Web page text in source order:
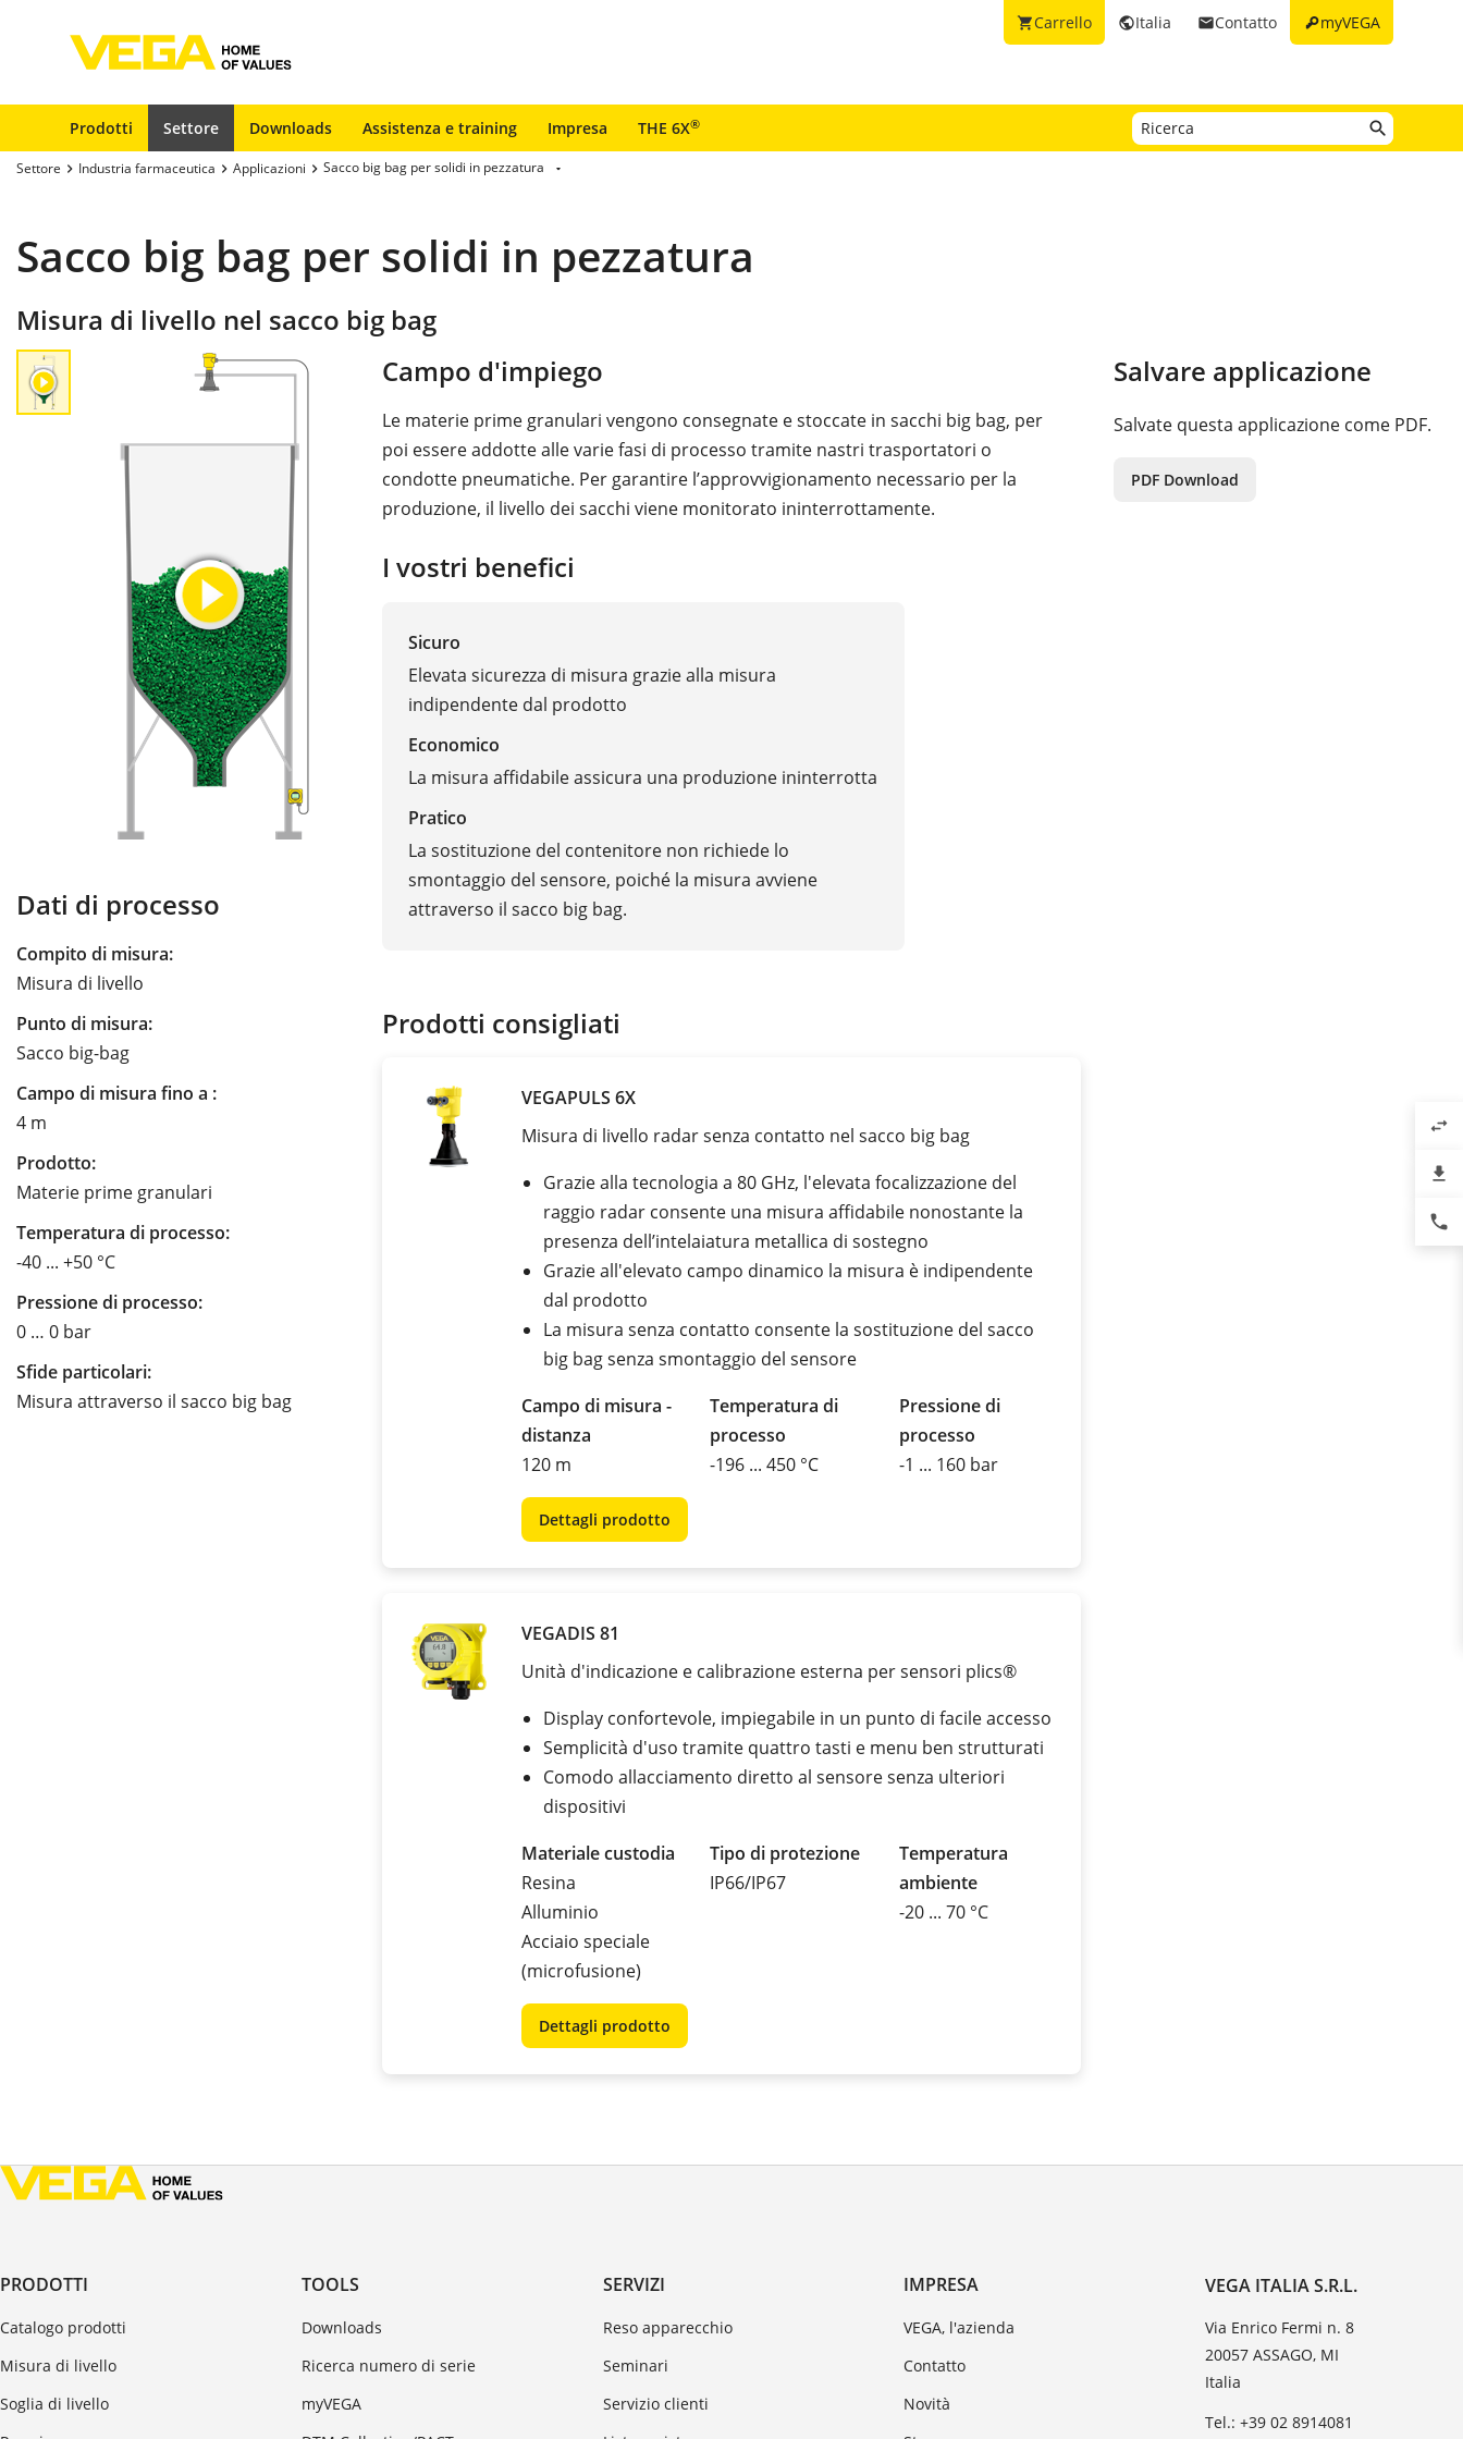
keymyVEGA
emailContatto
publicItalia
shopping_cartCarrello
Prodotti Settore Downloads Assistenza e training Impresa THE 6X®
Settore Industria farmaceutica Applicazioni Sacco big bag per solidi in pezzatura
Sacco big bag per solidi in pezzatura
Misura di livello nel sacco big bag
Dati di processo
Compito di misura:
Misura di livello
Punto di misura:
Sacco big-bag
Campo di misura fino a :
4 m
Prodotto:
Materie prime granulari
Temperatura di processo:
-40 ... +50 °C
Pressione di processo:
0 … 0 bar
Sfide particolari:
Misura attraverso il sacco big bag
Campo d'impiego
Le materie prime granulari vengono consegnate e stoccate in sacchi big bag, per
poi essere addotte alle varie fasi di processo tramite nastri trasportatori o
condotte pneumatiche. Per garantire l’approvvigionamento necessario per la
produzione, il livello dei sacchi viene monitorato ininterrottamente.
I vostri benefici
Sicuro
Elevata sicurezza di misura grazie alla misura
indipendente dal prodotto
Economico
La misura affidabile assicura una produzione ininterrotta
Pratico
La sostituzione del contenitore non richiede lo
smontaggio del sensore, poiché la misura avviene
attraverso il sacco big bag.
Prodotti consigliati
VEGAPULS 6X
Misura di livello radar senza contatto nel sacco big bag
Grazie alla tecnologia a 80 GHz, l'elevata focalizzazione del
raggio radar consente una misura affidabile nonostante la
presenza dell’intelaiatura metallica di sostegno
Grazie all'elevato campo dinamico la misura è indipendente
dal prodotto
La misura senza contatto consente la sostituzione del sacco
big bag senza smontaggio del sensore
Campo di misura -
distanza
120 m
Temperatura di
processo
-196 ... 450 °C
Pressione di
processo
-1 ... 160 bar
Dettagli prodotto
VEGADIS 81
Unità d'indicazione e calibrazione esterna per sensori plics®
Display confortevole, impiegabile in un punto di facile accesso
Semplicità d'uso tramite quattro tasti e menu ben strutturati
Comodo allacciamento diretto al sensore senza ulteriori
dispositivi
Materiale custodia
Resina
Alluminio
Acciaio speciale
(microfusione)
Tipo di protezione
IP66/IP67
Temperatura
ambiente
-20 ... 70 °C
Dettagli prodotto
Salvare applicazione
Salvate questa applicazione come PDF.
PDF Download
PRODOTTI
Catalogo prodotti
Misura di livello
Soglia di livello
TOOLS
Downloads
Ricerca numero di serie
myVEGA
SERVIZI
Reso apparecchio
Seminari
Servizio clienti
IMPRESA
VEGA, l'azienda
Contatto
Novità
VEGA ITALIA S.R.L.
Via Enrico Fermi n. 8
20057 ASSAGO, MI
Italia
Tel.: +39 02 8914081
swap_horiz
file_download
phone